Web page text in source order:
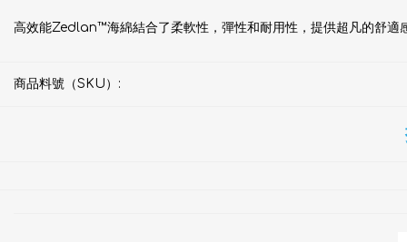
高效能Zedlan™海綿結合了柔軟性，彈性和耐用性，提供超凡的舒適
商品料號（SKU）: